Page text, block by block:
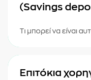
(Savings
Τι μπορεί να είναι
Επιτόκια